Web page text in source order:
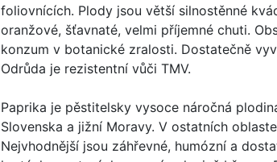
foliovnících. Plody jsou větší silnostěnné
oranžové, šťavnaté, velmi příjemné chuti.
konzum v botanické zralosti. Dostatečně
Odrůda je rezistentní vůči TMV.
Paprika je pěstitelsky vysoce náročná
Slovenska a jižní Moravy. V ostatních
Nejvhodnější jsou záhřevné, humózní a